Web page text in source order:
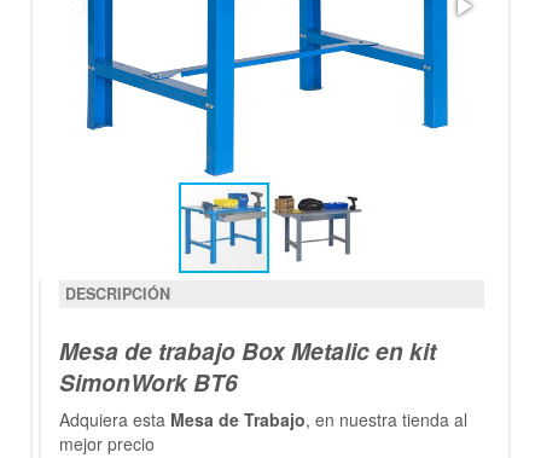
DESCRIPCIÓN
Mesa de trabajo Box Metalic en kit
SimonWork BT6
Adquiera esta Mesa de Trabajo, en nuestra tienda al
mejor precio